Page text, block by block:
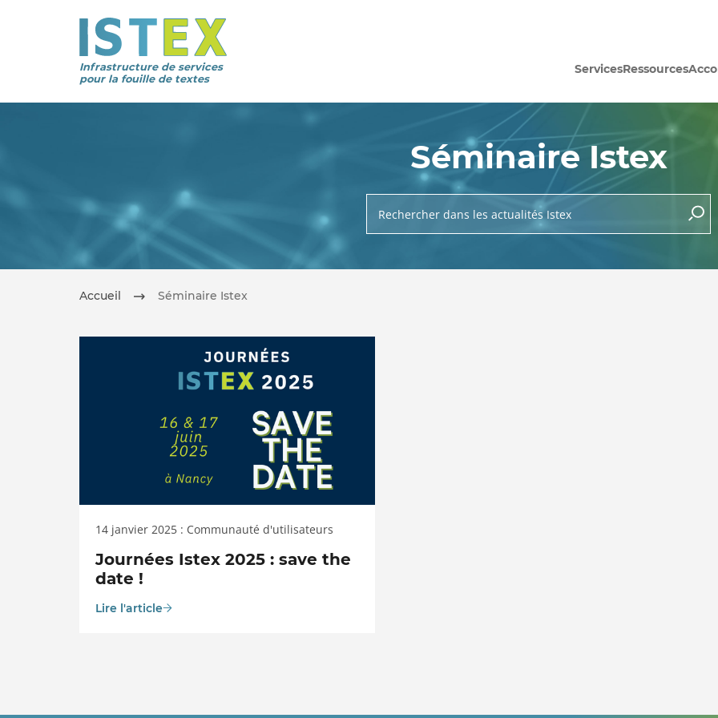
Infrastructure de services
pour la fouille de textes
ServicesRessources
Séminaire Istex
Rechercher dans les actualités Istex
Accueil Séminaire Istex
14 janvier 2025 : Communauté d'utilisateurs
Journées Istex 2025 : save the
date !
Lire l'article